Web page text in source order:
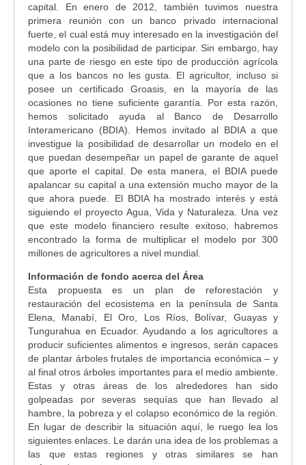
capital. En enero de 2012, también tuvimos nuestra
primera reunión con un banco privado internacional
fuerte, el cual está muy interesado en la investigación del
modelo con la posibilidad de participar. Sin embargo, hay
una parte de riesgo en este tipo de producción agrícola
que a los bancos no les gusta. El agricultor, incluso si
posee un certificado Groasis, en la mayoría de las
ocasiones no tiene suficiente garantía. Por esta razón,
hemos solicitado ayuda al Banco de Desarrollo
Interamericano (BDIA). Hemos invitado al BDIA a que
investigue la posibilidad de desarrollar un modelo en el
que puedan desempeñar un papel de garante de aquel
que aporte el capital. De esta manera, el BDIA puede
apalancar su capital a una extensión mucho mayor de la
que ahora puede. El BDIA ha mostrado interés y está
siguiendo el proyecto Agua, Vida y Naturaleza. Una vez
que este modelo financiero resulte exitoso, habremos
encontrado la forma de multiplicar el modelo por 300
millones de agricultores a nivel mundial.
Información de fondo acerca del Área
Esta propuesta es un plan de reforestación y
restauración del ecosistema en la península de Santa
Elena, Manabí, El Oro, Los Ríos, Bolívar, Guayas y
Tungurahua en Ecuador. Ayudando a los agricultores a
producir suficientes alimentos e ingresos, serán capaces
de plantar árboles frutales de importancia económica – y
al final otros árboles importantes para el medio ambiente.
Estas y otras áreas de los alrededores han sido
golpeadas por severas sequías que han llevado al
hambre, la pobreza y el colapso económico de la región.
En lugar de describir la situación aquí, le ruego lea los
siguientes enlaces. Le darán una idea de los problemas a
las que estas regiones y otras similares se han